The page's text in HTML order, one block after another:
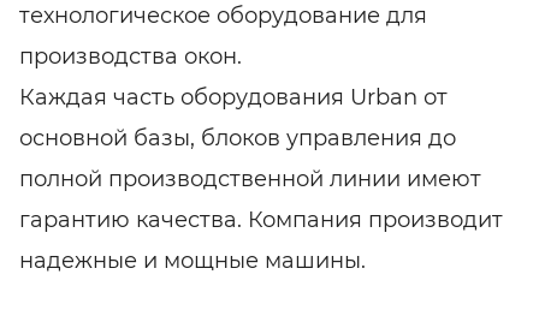
технологическое оборудование для
производства окон.
Каждая часть оборудования Urban от
основной базы, блоков управления до
полной производственной линии имеют
гарантию качества. Компания производит
надежные и мощные машины.